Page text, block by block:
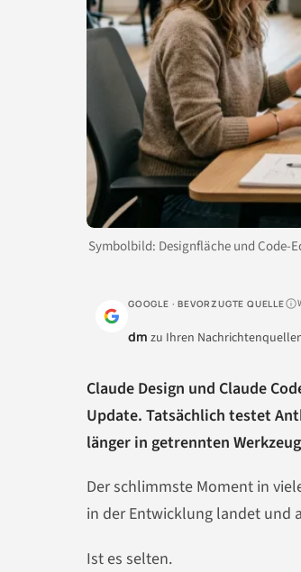
Symbolbild: Designfläche und Code-
GOOGLE · BEVORZUGTE QUELLE
dm zu Ihren
Claude Design und Claude
Update. Tatsächlich testet
länger in getrennten
Der schlimmste Moment in
in der Entwicklung landet und
Ist es selten.